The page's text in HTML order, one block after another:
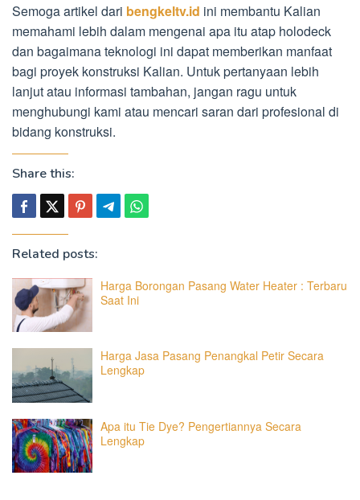
Semoga artikel dari bengkeltv.id ini membantu Kalian
memahami lebih dalam mengenai apa itu atap holodeck
dan bagaimana teknologi ini dapat memberikan manfaat
bagi proyek konstruksi Kalian. Untuk pertanyaan lebih
lanjut atau informasi tambahan, jangan ragu untuk
menghubungi kami atau mencari saran dari profesional di
bidang konstruksi.
Share this:
Related posts:
Harga Borongan Pasang Water Heater : Terbaru
Saat Ini
Harga Jasa Pasang Penangkal Petir Secara
Lengkap
Apa itu Tie Dye? Pengertiannya Secara
Lengkap